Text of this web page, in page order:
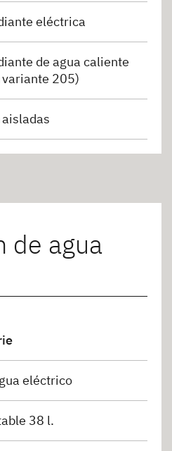
eléctrica
de agua caliente
205)
de agua
eléctrico
38 l.